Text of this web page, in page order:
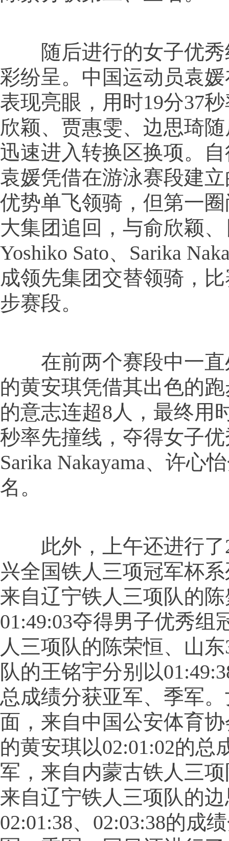
随后进行的女子优秀
彩纷呈。中国运动员袁
表现亮眼，用时19分37
欣颖、贾惠雯、边思琦
迅速进入转换区换项。
袁媛凭借在游泳赛段建
优势单飞领骑，但第一
大集团追回，与俞欣颖
Yoshiko Sato、Sarika
成领先集团交替领骑，
步赛段。
在前两个赛段中一直
的黄安琪凭借其出色的
的意志连超8人，最终用
秒率先撞线，夺得女子
Sarika Nakayama、许心
名。
此外，上午还进行了
兴全国铁人三项冠军杯
来自辽宁铁人三项队的
01:49:03夺得男子优秀组
人三项队的陈荣恒、山东
队的王铭宇分别以
总成绩分获亚军、季军
面，来自中国公安体育
的黄安琪以02:01:02的总
军，来自内蒙古铁人三
来自辽宁铁人三项队的
02:01:38、02:03:38的成